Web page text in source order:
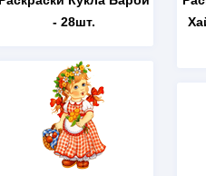
- 28шт.